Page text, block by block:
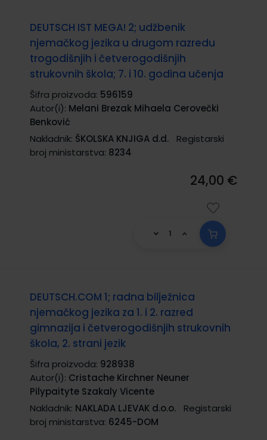
DEUTSCH IST MEGA! 2; udžbenik
njemačkog jezika u drugom razredu
trogodišnjih i četverogodišnjih
strukovnih škola; 7. i 10. godina učenja
Šifra proizvoda: 596159
Autor(i): Melani Brezak Mihaela Cerovečki
Benković
Nakladnik: ŠKOLSKA KNJIGA d.d.
Registarski
broj ministarstva: 8234
24,00 €
DEUTSCH.COM 1; radna bilježnica
njemačkog jezika za 1. i 2. razred
gimnazija i četverogodišnjih strukovnih
škola, 2. strani jezik
Šifra proizvoda: 928938
Autor(i): Cristache Kirchner Neuner
Pilypaityte Szakaly Vicente
Nakladnik: NAKLADA LJEVAK d.o.o.
Registarski
broj ministarstva: 6245-DOM